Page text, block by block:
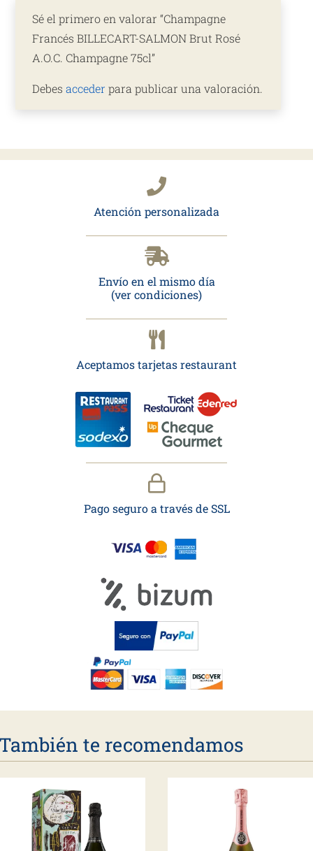
Sé el primero en valorar “Champagne
Francés BILLECART-SALMON Brut Rosé
A.O.C. Champagne 75cl”
Debesacceder para publicar una valoración.
Atención personalizada
Envío en el mismo día
(ver condiciones)
Aceptamos tarjetas restaurant
Pago seguro a través de SSL
te recomendamos